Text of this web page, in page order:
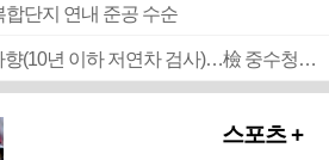
합단지 연내 준공 수순
■ 검사 신분 버리고 직급하향(10년 이하 저연차 검사)…檢 중수청행 기피
스포츠 +